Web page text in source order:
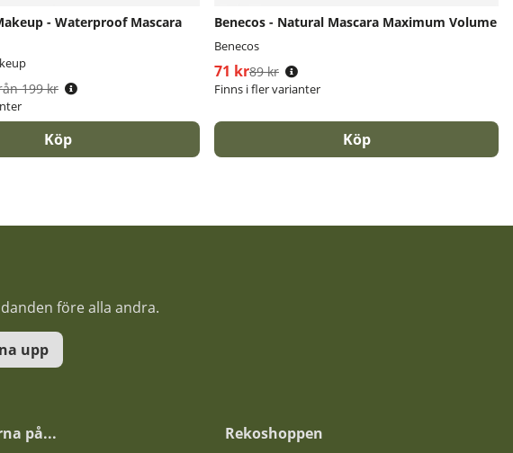
- Waterproof Mascara
199 kr
Köp
Benecos - Natural Mascara Maximum Volume
Benecos
71 kr
Ordinarie pris:
89 kr
Finns i fler varianter
Köp
före alla andra.
upp
på...
Rekoshoppen